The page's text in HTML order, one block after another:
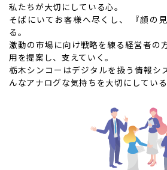
私たちが大切にしている心。
そばにいてお客様へ尽くし、 『顔の
る。
激動の市場に向け戦略を練る経営者の
用を提案し、支えていく。
栃木シンコーはデジタルを扱う情報シ
んなアナログな気持ちを大切にしている